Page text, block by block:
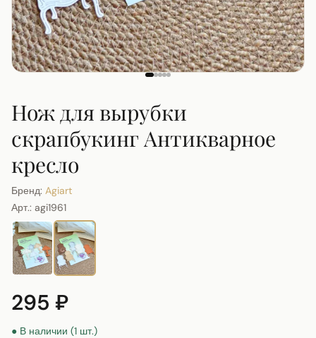
Нож для вырубки
скрапбукинг Антикварное
кресло
Бренд: Agiart
Арт.: agi1961
295 ₽
● В наличии (1 шт.)